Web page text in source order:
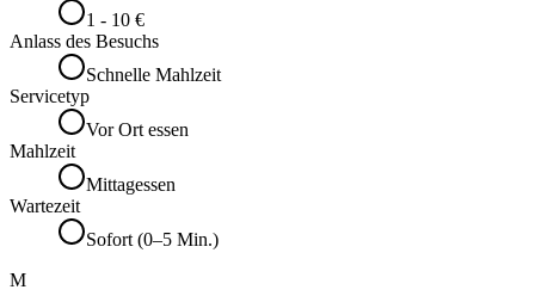
1 - 10 €
Anlass des Besuchs
Schnelle Mahlzeit
Servicetyp
Vor Ort essen
Mahlzeit
Mittagessen
Wartezeit
Sofort (0–5 Min.)
M